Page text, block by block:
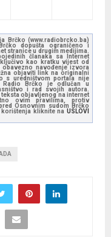
Brčko (www.radiobrcko.ba)
dopušta ograničeno i
stranice u drugim medijima.
članaka sa Internet
kao kratku vijest od
navođenje izvora
objaviti link na originalni
s uredništvom portala nije
Radio Brčko je odlučan u
i rad svojih autora.
objavljenog na internet
ovim pravilima, protiv
Osnovnim sudom Brčko
kliknite na USLOVI